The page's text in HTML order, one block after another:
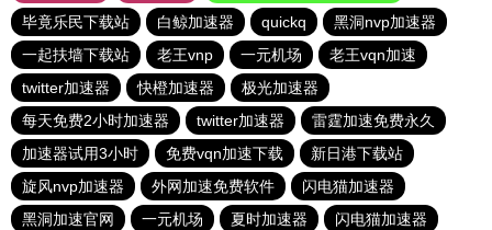
毕竟乐民下载站
白鲸加速器 quickq
黑洞nvp加速器
一起扶墙下载站
老王vnp 一元机场
老王vqn加速
twitter加速器
快橙加速器
极光加速器
每天免费2小时加速器
twitter加速器
雷霆加速免费永久
加速器试用3小时
免费vqn加速下载
新日港下载站
旋风nvp加速器
外网加速免费软件
闪电猫加速器
黑洞加速官网
一元机场 夏时加速器 闪电猫加速器